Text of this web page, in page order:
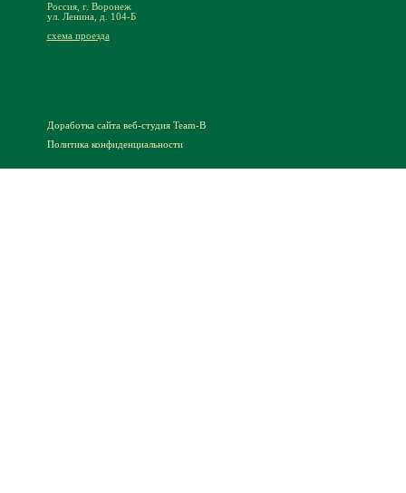
Россия, г. Воронеж
ул. Ленина, д. 104-Б
схема проезда
Доработка сайтавеб-студия Team-B
Политика конфиденциальности